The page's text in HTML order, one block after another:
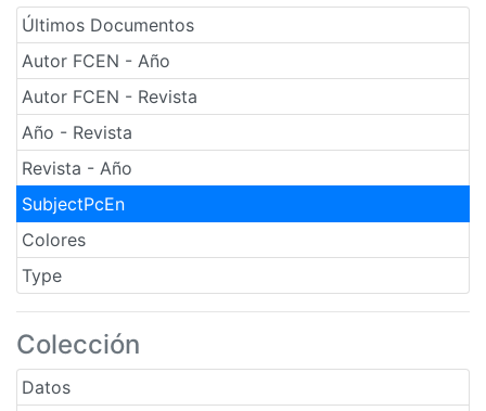
Últimos Documentos
Autor FCEN - Año
Autor FCEN - Revista
Año - Revista
Revista - Año
SubjectPcEn
Colores
Type
Colección
Datos